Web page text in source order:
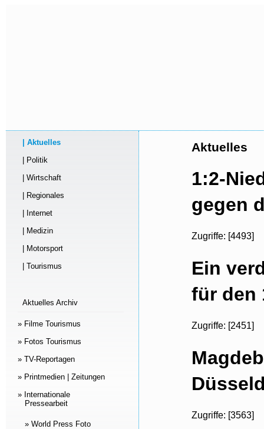
| Aktuelles
| Politik
| Wirtschaft
| Regionales
| Internet
| Medizin
| Motorsport
| Tourismus
Aktuelles Archiv
» Filme Tourismus
» Fotos Tourismus
» TV-Reportagen
» Printmedien | Zeitungen
» Internationale
Pressearbeit
» World Press Foto
Aktuelles
1:2-
gegen
Zugriffe: [4493]
Ein
für den
Zugriffe: [2451]
Zugriffe: [3563]